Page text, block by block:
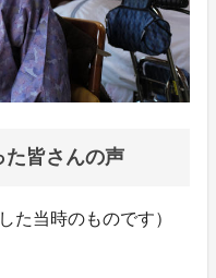
た皆さんの声
た当時のものです）